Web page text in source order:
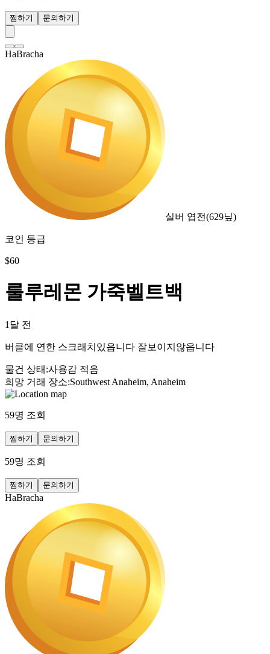
찜하기 문의하기
HaBracha
실버 엽전(629닢)
코인 등급
$60
룰루레몬 가죽벨트백
1달 전
버클에 연한 스크래치있읍니다 잘보이지않읍니다
물건 상태 :사용감 적음
희망 거래 장소:Southwest Anaheim, Anaheim
59명 조회
찜하기 문의하기
59명 조회
찜하기 문의하기
HaBracha